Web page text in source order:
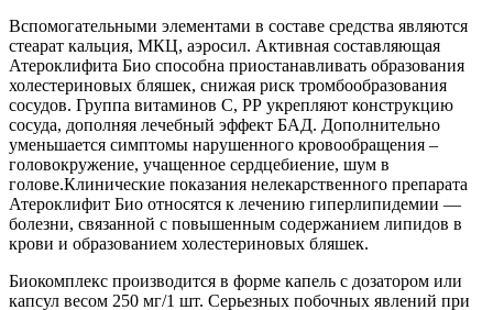
Вспомогательными элементами в составе средства являются
стеарат кальция, МКЦ, аэросил. Активная составляющая
Атероклифита Био способна приостанавливать образования
холестериновых бляшек, снижая риск тромбообразования
сосудов. Группа витаминов С, РР укрепляют конструкцию
сосуда, дополняя лечебный эффект БАД. Дополнительно
уменьшается симптомы нарушенного кровообращения –
головокружение, учащенное сердцебиение, шум в
голове.Клинические показания нелекарственного препарата
Атероклифит Био относятся к лечению гиперлипидемии —
болезни, связанной с повышенным содержанием липидов в
крови и образованием холестериновых бляшек.
Биокомплекс производится в форме капель с дозатором или
капсул весом 250 мг/1 шт. Серьезных побочных явлений при